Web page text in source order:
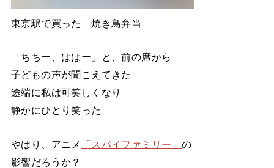
東京駅で買った 焼き鳥弁当
「ちちー、ははー」と、前の席から
子どもの声が聞こえてきた
途端に私は可笑しくなり
静かにひとり笑った
やはり、アニメ 「スパイファミリー」 の
影響だろうか？